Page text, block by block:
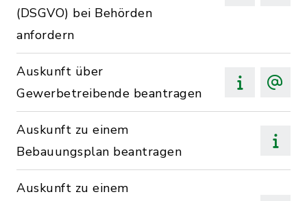
(DSGVO) bei Behörden
anfordern
Auskunft über
Gewerbetreibende beantragen
Auskunft zu einem
Bebauungsplan beantragen
Auskunft zu einem